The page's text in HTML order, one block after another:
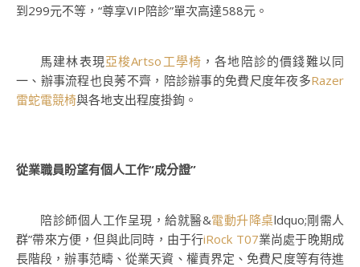
到299元不等，“尊享VIP陪診”單次高達588元。
馬建林表現亞梭Artso工學椅 ，各地陪診的價錢難以同
一、辦事流程也良莠不齊，陪診辦事的免費尺度年夜多Razer
雷蛇電競椅與各地支出程度掛鉤。
從業職員盼望有個人工作“成分證”
陪診師個人工作呈現，給就醫&電動升降桌ldquo;剛需人
群”帶來方便，但與此同時，由于行iRock T07業尚處于晚期成
長階段，辦事范疇、從業天資、權責界定、免費尺度等有待進